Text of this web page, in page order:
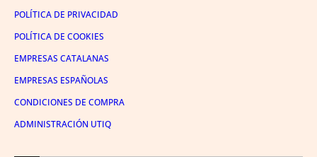
POLÍTICA DE PRIVACIDAD
POLÍTICA DE COOKIES
EMPRESAS CATALANAS
EMPRESAS ESPAÑOLAS
CONDICIONES DE COMPRA
ADMINISTRACIÓN UTIQ